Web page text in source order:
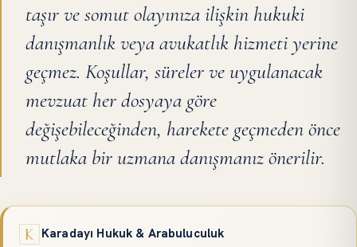
taşır ve somut olayınıza ilişkin hukuki
danışmanlık veya avukatlık hizmeti yerine
geçmez. Koşullar, süreler ve uygulanacak
mevzuat her dosyaya göre
değişebileceğinden, harekete geçmeden önce
mutlaka bir uzmana danışmanız önerilir.
Karadayı Hukuk & Arabuluculuk